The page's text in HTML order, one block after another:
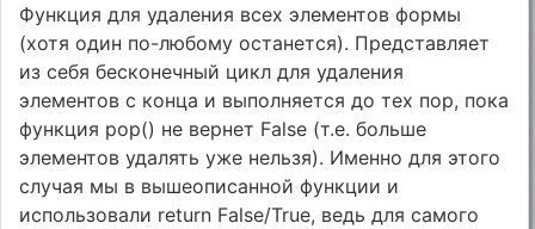
Функция для удаления всех элементов формы
(хотя один по-любому останется). Представляет
из себя бесконечный цикл для удаления
элементов с конца и выполняется до тех пор, пока
функция pop() не вернет False (т.е. больше
элементов удалять уже нельзя). Именно для этого
случая мы в вышеописанной функции и
использовали return False/True, ведь для самого